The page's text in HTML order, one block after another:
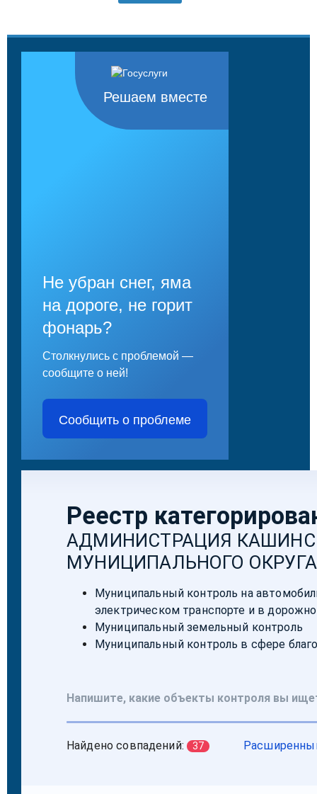
Решаем вместе
Не убран снег, яма
на дороге, не горит
фонарь?
Столкнулись с проблемой —
сообщите о ней!
Сообщить о проблеме